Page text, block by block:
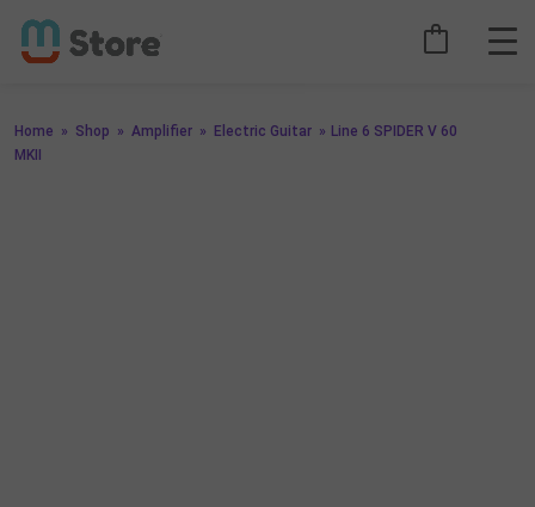
Home » Shop » Amplifier » Electric Guitar » Line 6 SPIDER V 60
MKII